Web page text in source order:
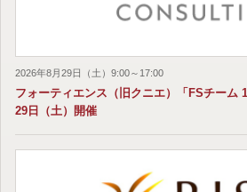
2026年8月29日（土）9:00～17:00
フォーティエンス（旧クニエ）「FSチーム
29日（土）開催